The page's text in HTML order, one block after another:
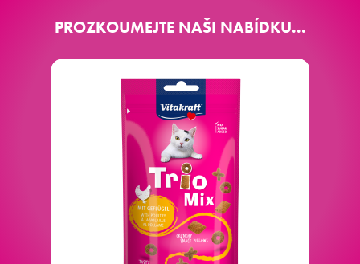
PROZKOUMEJTE NAŠI NABÍDKU...